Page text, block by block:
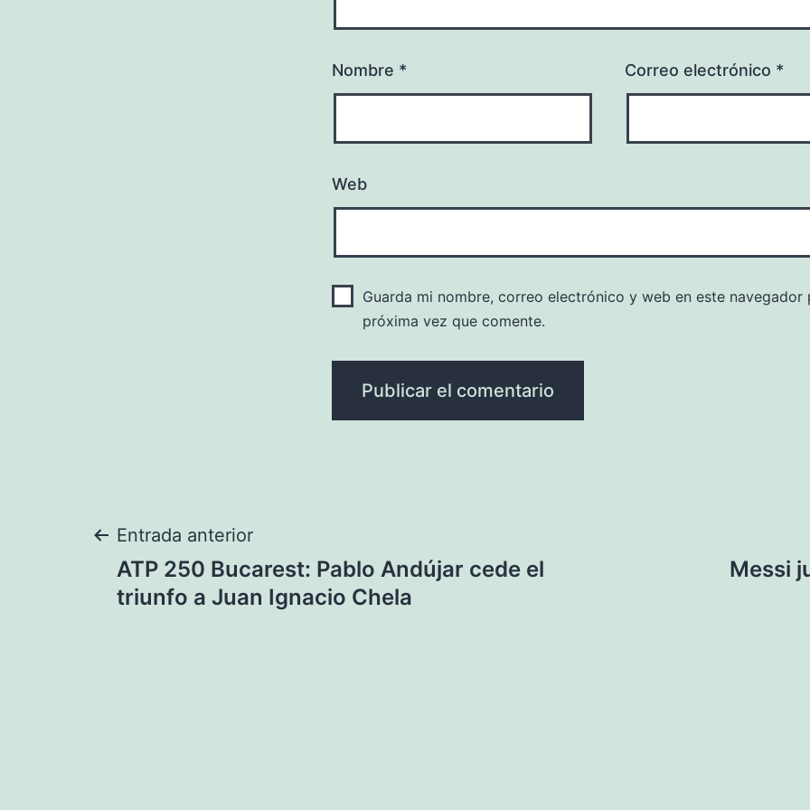
Nombre * Correo electrónico *
Web
Guarda mi nombre, correo electrónico y web en este navegador
próxima vez que comente.
Navegación
de
Entrada anterior
ATP 250 Bucarest: Pablo Andújar cede el
triunfo a Juan Ignacio Chela
Messi